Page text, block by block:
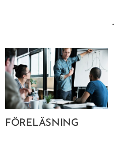
.
FÖRELÄSNING